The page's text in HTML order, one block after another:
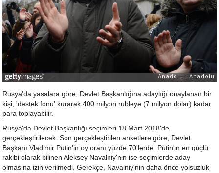
Rusya'da yasalara göre, Devlet Başkanlığına adaylığı onaylanan bir
kişi, 'destek fonu' kurarak 400 milyon rubleye (7 milyon dolar) kadar
para toplayabilir.
Rusya'da Devlet Başkanlığı seçimleri 18 Mart 2018'de
gerçekleştirilecek. Son gerçekleştirilen anketlere göre, Devlet
Başkanı Vladimir Putin'in oy oranı yüzde 70'lerde. Putin'in en güçlü
rakibi olarak bilinen Aleksey Navalniy'nin ise seçimlerde aday
olmasına izin verilmedi. Gerekçe, Navalniy'nin daha önce yolsuzluk